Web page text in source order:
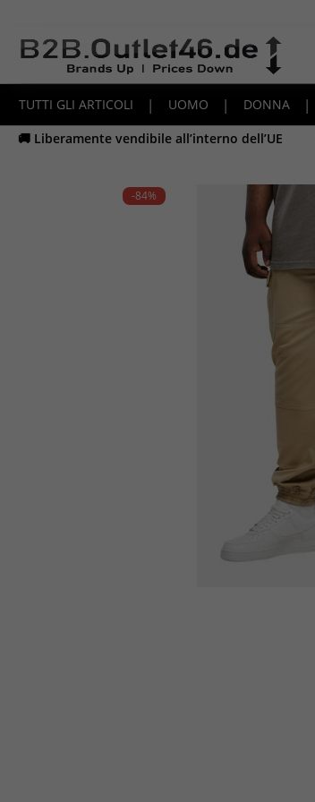
TUTTI GLI ARTICOLI | UOMO | DONNA |
🚚 Liberamente vendibile all’interno dell’UE
-84%